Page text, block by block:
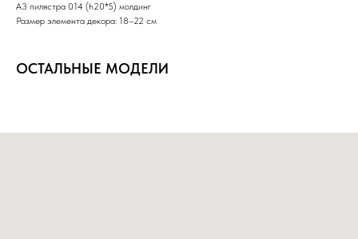
А3 пилястра 014 (h20*5) молдинг
Размер элемента декора: 18–22 см
ОСТАЛЬНЫЕ МОДЕЛИ